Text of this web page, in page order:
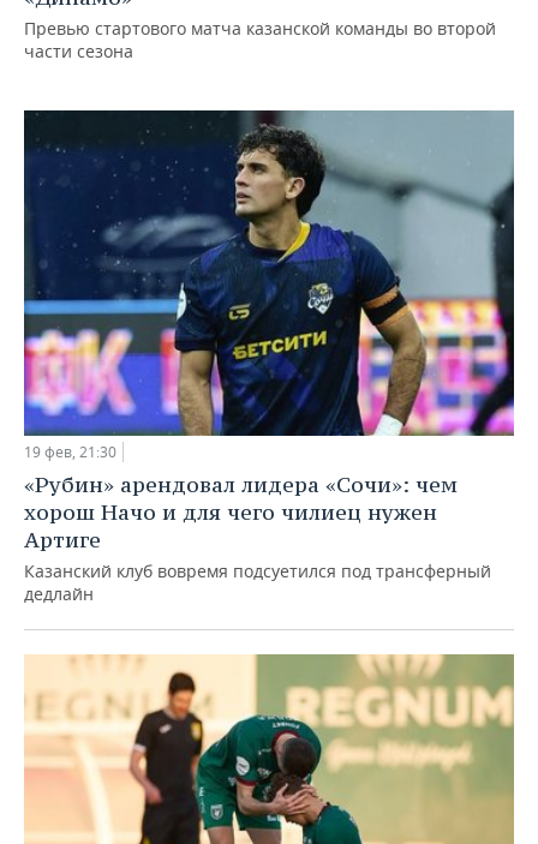
Превью стартового матча казанской команды во второй
части сезона
19 фев, 21:30
«Рубин» арендовал лидера «Сочи»: чем
хорош Начо и для чего чилиец нужен
Артиге
Казанский клуб вовремя подсуетился под трансферный
дедлайн